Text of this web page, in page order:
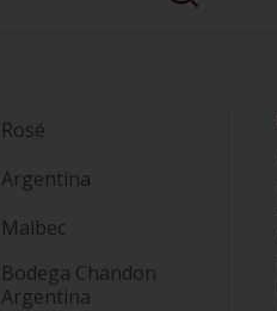
Rosé
Argentina
Malbec
Bodega Chandon
Argentina